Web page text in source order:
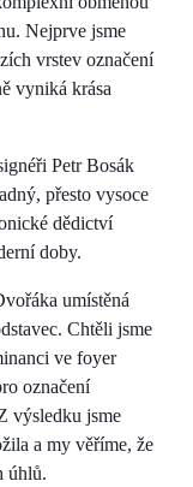
Nejprve jsme
vrstev označení
vyniká krása
Petr Bosák
přesto vysoce
dědictví
doby.
umístěná
Chtěli jsme
ve foyer
označení
výsledku jsme
a my věříme, že
úhlů.